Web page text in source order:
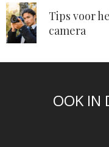
Tips voor
camera
OOK IN